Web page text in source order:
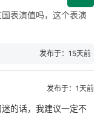
表演值吗，这个表演
发布于：15天前
发布于：1天前
的话，我建议一定不